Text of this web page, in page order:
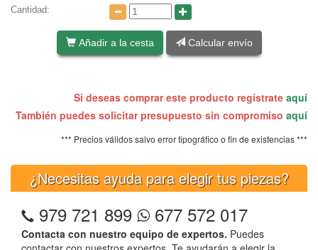
Cantidad:
Añadir a la cesta Calcular envío
Si deseas comprar este producto regístrate aquí
También puedes solicitar presupuesto sin compromiso aquí
*** Precios válidos salvo error tipográfico o fin de existencias ***
¿Necesitas ayuda para elegir tus piezas?
979 721 899 677 572 017
Contacta con nuestro equipo de expertos. Puedes